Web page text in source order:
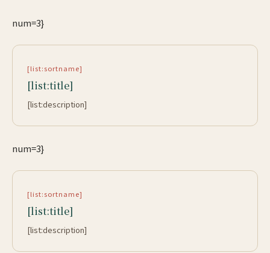
num=3}
[list:sortname]
[list:title]
[list:description]
num=3}
[list:sortname]
[list:title]
[list:description]